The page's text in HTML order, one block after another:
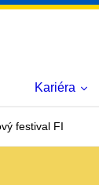
Kariéra
festival FI